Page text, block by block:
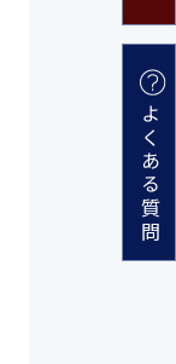
よくある質問